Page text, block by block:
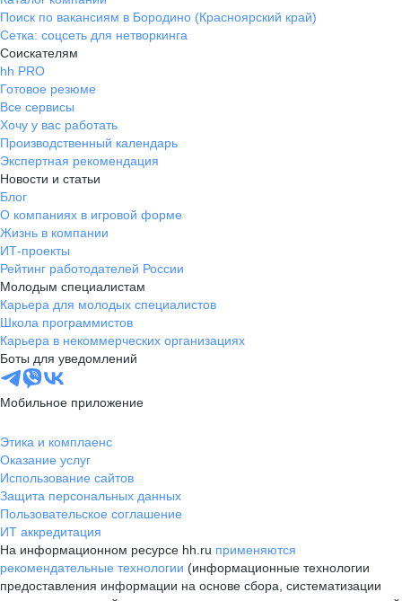
Поиск по вакансиям в Бородино (Красноярский край)
Сетка: соцсеть для нетворкинга
Соискателям
hh PRO
Готовое резюме
Все сервисы
Хочу у вас работать
Производственный календарь
Экспертная рекомендация
Новости и статьи
Блог
О компаниях в игровой форме
Жизнь в компании
ИТ-проекты
Рейтинг работодателей России
Молодым специалистам
Карьера для молодых специалистов
Школа программистов
Карьера в некоммерческих организациях
Боты для уведомлений
Мобильное приложение
Этика и комплаенс
Оказание услуг
Использование сайтов
Защита персональных данных
Пользовательское соглашение
ИТ аккредитация
На информационном ресурсе hh.ru применяются
рекомендательные технологии (информационные технологии
предоставления информации на основе сбора, систематизации